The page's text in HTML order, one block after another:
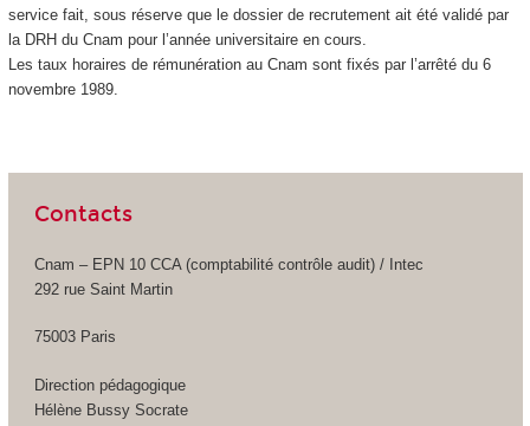
service fait, sous réserve que le dossier de recrutement ait été validé par
la DRH du Cnam pour l’année universitaire en cours.
Les taux horaires de rémunération au Cnam sont fixés par l’arrêté du 6
novembre 1989.
Contacts
Cnam – EPN 10 CCA (comptabilité contrôle audit) / Intec
292 rue Saint Martin
75003 Paris
Direction pédagogique
Hélène Bussy Socrate